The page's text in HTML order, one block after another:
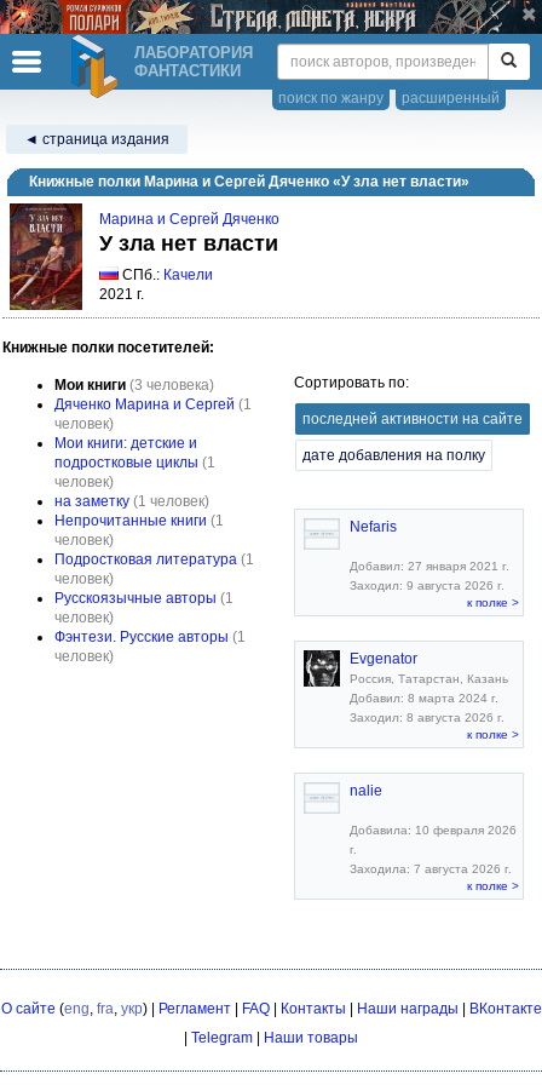
ЛАБОРАТОРИЯ
ФАНТАСТИКИ
расширенный
поиск по жанру
◄ страница издания
Книжные полки Марина и Сергей Дяченко «У зла нет власти»
Марина и Сергей Дяченко
У зла нет власти
СПб.: Качели
2021 г.
Книжные полки посетителей:
Мои книги (3 человека)
Дяченко Марина и Сергей (1
человек)
Мои книги: детские и
подростковые циклы (1
человек)
на заметку (1 человек)
Непрочитанные книги (1
человек)
Подростковая литература (1
человек)
Русскоязычные авторы (1
человек)
Фэнтези. Русские авторы (1
человек)
Сортировать по:
последней активности на сайте
дате добавления на полку
Nefaris
Добавил: 27 января 2021 г.
Заходил: 9 августа 2026 г.
к полке >
Evgenator
Россия, Татарстан, Казань
Добавил: 8 марта 2024 г.
Заходил: 8 августа 2026 г.
к полке >
nalie
Добавила: 10 февраля 2026
г.
Заходила: 7 августа 2026 г.
к полке >
О сайте (eng, fra, укр) | Регламент| FAQ| Контакты Наши награды
ВКонтакте
Telegram Наши товары